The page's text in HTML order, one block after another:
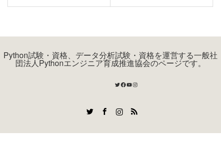
Python試験・資格、データ分析試験・資格を運営する一般社
団法人Pythonエンジニア育成推進協会のページです。
Twitter
Facebook
YouTube
Instagram
RSS